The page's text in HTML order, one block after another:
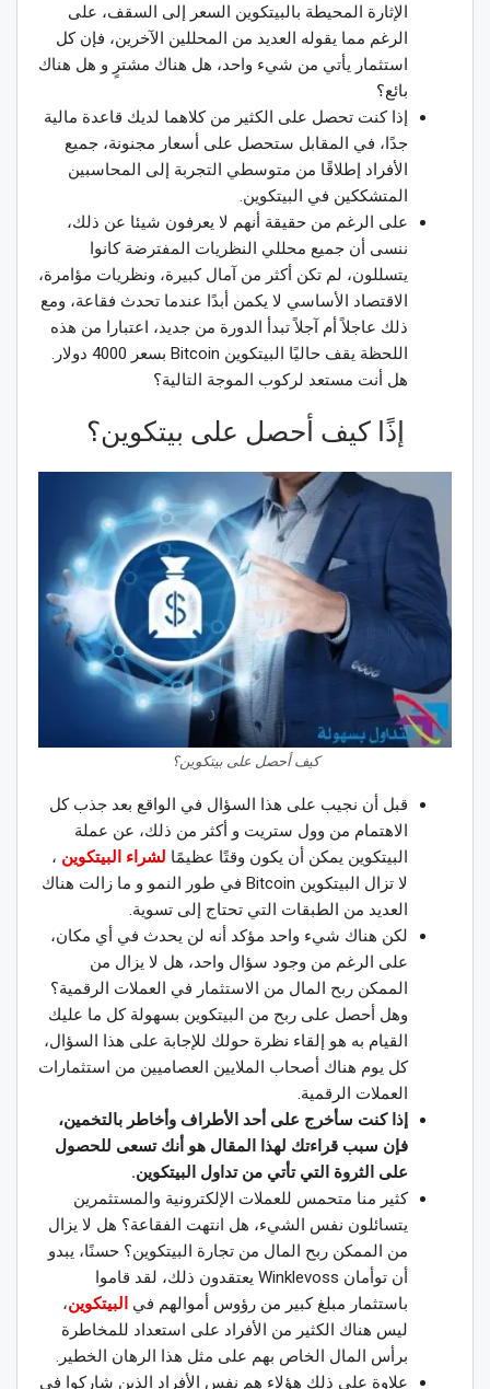
الإثارة المحيطة بالبيتكوين السعر إلى السقف، على
الرغم مما يقوله العديد من المحللين الآخرين، فإن كل
استثمار يأتي من شيء واحد، هل هناك مشترٍ و هل هناك
بائع؟
إذا كنت تحصل على الكثير من كلاهما لديك قاعدة مالية
جدًا، في المقابل ستحصل على أسعار مجنونة، جميع
الأفراد إطلاقًا من متوسطي التجربة إلى المحاسبين
المتشككين في البيتكوين.
على الرغم من حقيقة أنهم لا يعرفون شيئا عن ذلك،
ننسى أن جميع محللي النظريات المفترضة كانوا
يتسللون، لم تكن أكثر من آمال كبيرة، ونظريات مؤامرة،
الاقتصاد الأساسي لا يكمن أبدًا عندما تحدث فقاعة، ومع
ذلك عاجلاً أم آجلاً تبدأ الدورة من جديد، اعتبارا من هذه
اللحظة يقف حاليًا البيتكوين Bitcoin بسعر 4000 دولار.
هل أنت مستعد لركوب الموجة التالية؟
إذًا كيف أحصل على بيتكوين؟
كيف أحصل على بيتكوين؟
قبل أن نجيب على هذا السؤال في الواقع بعد جذب كل
الاهتمام من وول ستريت و أكثر من ذلك، عن عملة
البيتكوين يمكن أن يكون وقتًا عظيمًا لشراء البيتكوين ،
لا تزال البيتكوين Bitcoin في طور النمو و ما زالت هناك
العديد من الطبقات التي تحتاج إلى تسوية.
لكن هناك شيء واحد مؤكد أنه لن يحدث في أي مكان،
على الرغم من وجود سؤال واحد، هل لا يزال من
الممكن ربح المال من الاستثمار في العملات الرقمية؟
وهل أحصل على ربح من البيتكوين بسهولة كل ما عليك
القيام به هو إلقاء نظرة حولك للإجابة على هذا السؤال،
كل يوم هناك أصحاب الملايين العصاميين من استثمارات
العملات الرقمية.
إذا كنت سأخرج على أحد الأطراف وأخاطر بالتخمين،
فإن سبب قراءتك لهذا المقال هو أنك تسعى للحصول
على الثروة التي تأتي من تداول البيتكوين.
كثير منا متحمس للعملات الإلكترونية والمستثمرين
يتسائلون نفس الشيء، هل انتهت الفقاعة؟ هل لا يزال
من الممكن ربح المال من تجارة البيتكوين؟ حسنًا، يبدو
أن توأمان Winklevoss يعتقدون ذلك، لقد قاموا
باستثمار مبلغ كبير من رؤوس أموالهم في البيتكوين،
ليس هناك الكثير من الأفراد على استعداد للمخاطرة
برأس المال الخاص بهم على مثل هذا الرهان الخطير.
علاوة على ذلك هؤلاء هم نفس الأفراد الذين شاركوا في